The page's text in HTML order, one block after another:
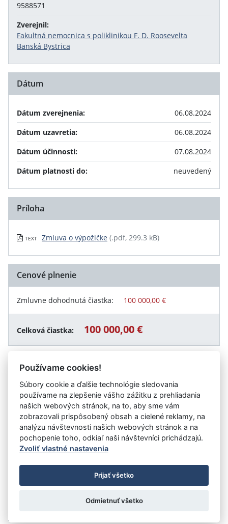
9588571
Zverejnil:
Fakultná nemocnica s poliklinikou F. D. Roosevelta
Banská Bystrica
Dátum
Dátum zverejnenia:
06.08.2024
Dátum uzavretia:
06.08.2024
Dátum účinnosti:
07.08.2024
Dátum platnosti do:
neuvedený
Príloha
TEXT Zmluva o výpožičke (.pdf, 299.3 kB)
Cenové plnenie
Zmluvne dohodnutá čiastka: 100 000,00 €
Celková čiastka: 100 000,00 €
Vystavil:Fakultná nemocnica s poliklinikou F. D.
Roosevelta Banská Bystrica
Úrad vlády SR
- Všetky práva vyhradené
Prehlásenie o prístupnosti
Zmluvy do 31.12.2010
Nastavenia cookies
: Aglo Solutions
Používame cookies!
Súbory cookie a ďalšie technológie sledovania
používame na zlepšenie vášho zážitku z prehliadania
našich webových stránok, na to, aby sme vám
zobrazovali prispôsobený obsah a cielené reklamy, na
analýzu návštevnosti našich webových stránok a na
pochopenie toho, odkiaľ naši návštevníci prichádzajú.
Zvoliť vlastné nastavenia
Prijať všetko
Odmietnuť všetko